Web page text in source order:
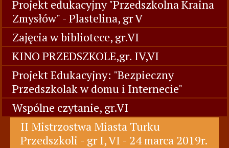
Projekt edukacyjny "Przedszkolna Kraina
Zmysłów" - Plastelina, gr V
Zajęcia w bibliotece, gr.VI
KINO PRZEDSZKOLE,gr. IV,VI
Projekt Edukacyjny: "Bezpieczny
Przedszkolak w domu i Internecie"
Wspólne czytanie, gr.VI
II Mistrzostwa Miasta Turku
Przedszkoli - gr I, VI - 24 marca 2019r.